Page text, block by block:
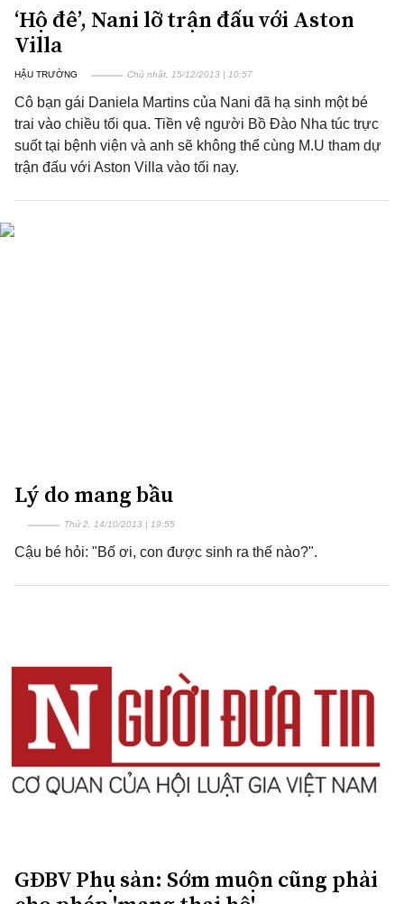
‘Hộ đê’, Nani lỡ trận đấu với Aston
Villa
HẬU TRƯỜNG Chủ nhật, 15/12/2013 | 10:57
Cô bạn gái Daniela Martins của Nani đã hạ sinh một bé
trai vào chiều tối qua. Tiền vệ người Bồ Đào Nha túc trực
suốt tại bệnh viện và anh sẽ không thể cùng M.U tham dự
trận đấu với Aston Villa vào tối nay.
Lý do mang bầu
Thứ 2, 14/10/2013 | 19:55
Cậu bé hỏi: "Bố ơi, con được sinh ra thế nào?".
GĐBV Phụ sản: Sớm muộn cũng phải